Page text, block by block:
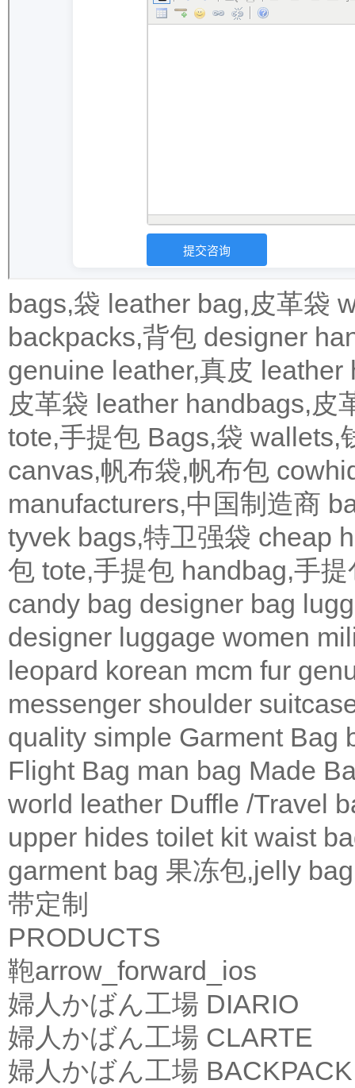
bags,袋 leather bag,皮革袋
backpacks,背包 designer
genuine leather,真皮 leather
皮革袋 leather handbags,皮
tote,手提包 Bags,袋 wallets,
canvas,帆布袋,帆布包
manufacturers,中国制造商
tyvek bags,特卫强袋 cheap
包 tote,手提包 handbag,手提
candy bag designer bag
designer luggage women
leopard korean mcm fur
messenger shoulder
quality simple Garment Bag
Flight Bag man bag Made
world leather Duffle /Travel
upper hides toilet kit waist
garment bag 果冻包,jelly bag
带定制
PRODUCTS
鞄arrow_forward_ios
婦人かばん工場 DIARIO
婦人かばん工場 CLARTE
婦人かばん工場 BACKPACK